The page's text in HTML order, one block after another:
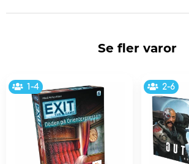
Se fler varor
1-4 2-6